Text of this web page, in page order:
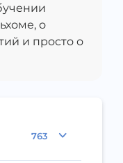
763
о
и просто о